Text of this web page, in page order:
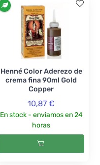
Henné Color Aderezo de
crema fina 90ml Gold
Copper
10,87 €
En stock - enviamos en 24
horas